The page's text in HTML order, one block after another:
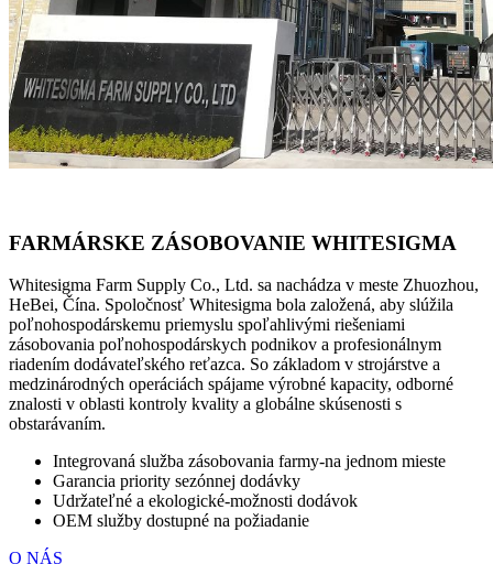
FARMÁRSKE ZÁSOBOVANIE WHITESIGMA
Whitesigma Farm Supply Co., Ltd. sa nachádza v meste Zhuozhou,
HeBei, Čína. Spoločnosť Whitesigma bola založená, aby slúžila
poľnohospodárskemu priemyslu spoľahlivými riešeniami
zásobovania poľnohospodárskych podnikov a profesionálnym
riadením dodávateľského reťazca. So základom v strojárstve a
medzinárodných operáciách spájame výrobné kapacity, odborné
znalosti v oblasti kontroly kvality a globálne skúsenosti s
obstarávaním.
Integrovaná služba zásobovania farmy-na jednom mieste
Garancia priority sezónnej dodávky
Udržateľné a ekologické-možnosti dodávok
OEM služby dostupné na požiadanie
O NÁS